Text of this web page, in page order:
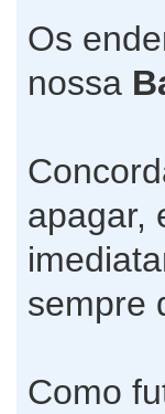
Os
nossa
apagar,
sempre
Como